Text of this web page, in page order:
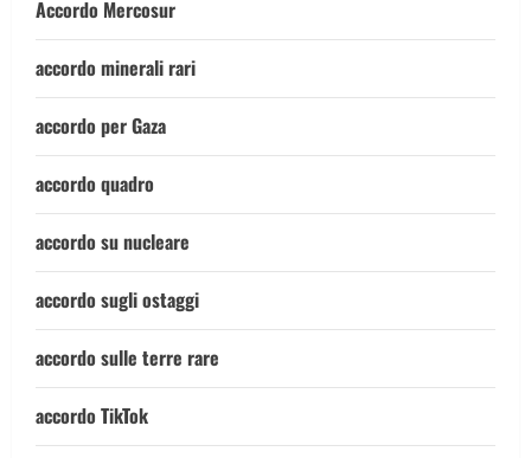
Accordo Mercosur
accordo minerali rari
accordo per Gaza
accordo quadro
accordo su nucleare
accordo sugli ostaggi
accordo sulle terre rare
accordo TikTok